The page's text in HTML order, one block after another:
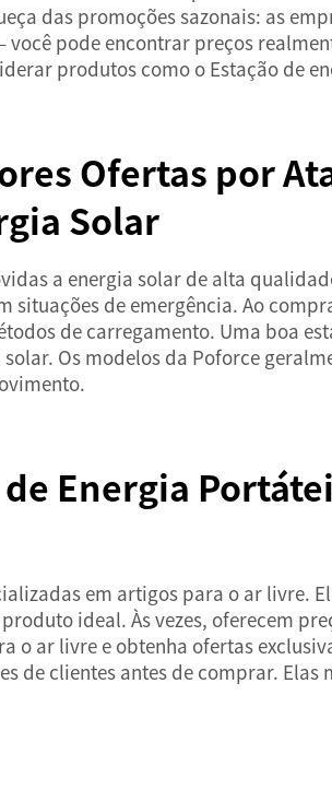
das promoções sazonais: as
pode encontrar preços
produtos como o Estação de
Ofertas por
Solar
a energia solar de alta
situações de emergência. Ao
de carregamento. Uma boa
Os modelos da Poforce
Energia
em artigos para o ar livre.
ideal. Às vezes, oferecem
ar livre e obtenha ofertas
de clientes antes de comprar.